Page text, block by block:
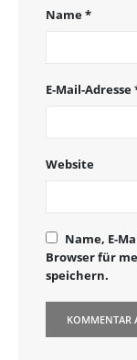
Name*
E-Mail-Adresse
Website
Name, E-
Browser für
speichern.